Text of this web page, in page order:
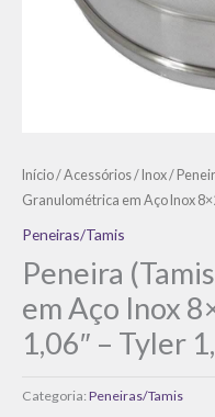
Início/Acessórios/ Inox/
Granulométrica em Aço Inox
Peneiras/Tamis
Peneira
em Aço Inox
1,06″ – Tyler
Categoria: Peneiras/Tamis